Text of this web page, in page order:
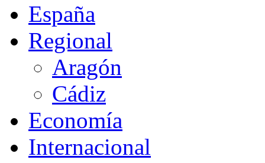
España
Regional
Aragón
Cádiz
Economía
Internacional